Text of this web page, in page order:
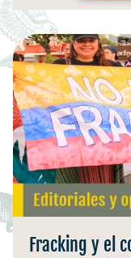
Fracking y el